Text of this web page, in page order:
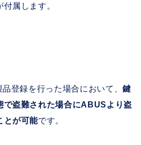
属します。
登録を行った場合において、鍵
で盗難された場合にABUSより盗
とが可能です。